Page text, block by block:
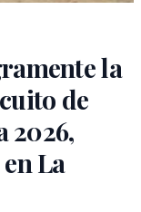
la
de
2026,
La